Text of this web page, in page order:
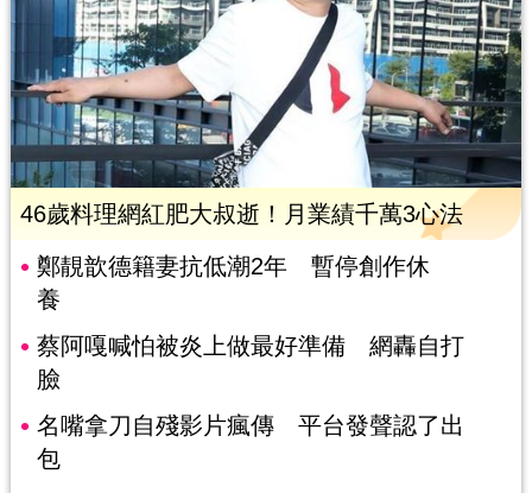
46歲料理網紅肥大叔逝！月業績千萬3心法
鄭靚歆德籍妻抗低潮2年 暫停創作休
養
蔡阿嘎喊怕被炎上做最好準備 網轟自打
臉
名嘴拿刀自殘影片瘋傳 平台發聲認了出
包